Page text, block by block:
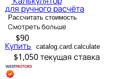
для ручного расчёта
Рассчитать стоимость
Смотреть больше
$90
Купить catalog.card.calculate
$1,050текущая ставка